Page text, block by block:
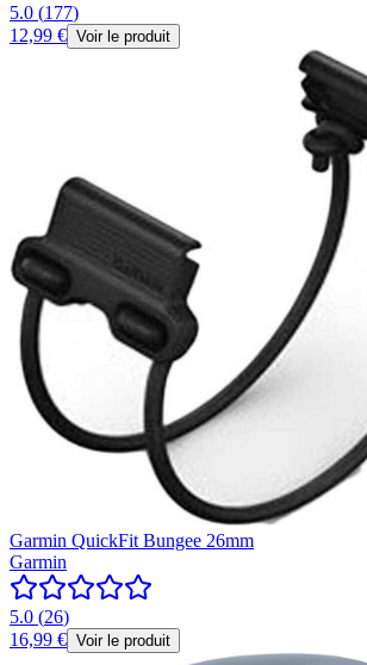
5.0 (177)
12,99 € Voir le produit
Garmin QuickFit Bungee 26mm
Garmin
5.0 (26)
16,99 € Voir le produit